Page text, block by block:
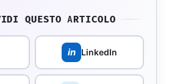
QUESTO ARTICOLO
in LinkedIn